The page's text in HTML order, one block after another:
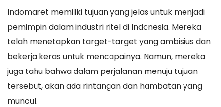
Indomaret memiliki tujuan yang jelas untuk menjadi
pemimpin dalam industri ritel di Indonesia. Mereka
telah menetapkan target-target yang ambisius dan
bekerja keras untuk mencapainya. Namun, mereka
juga tahu bahwa dalam perjalanan menuju tujuan
tersebut, akan ada rintangan dan hambatan yang
muncul.